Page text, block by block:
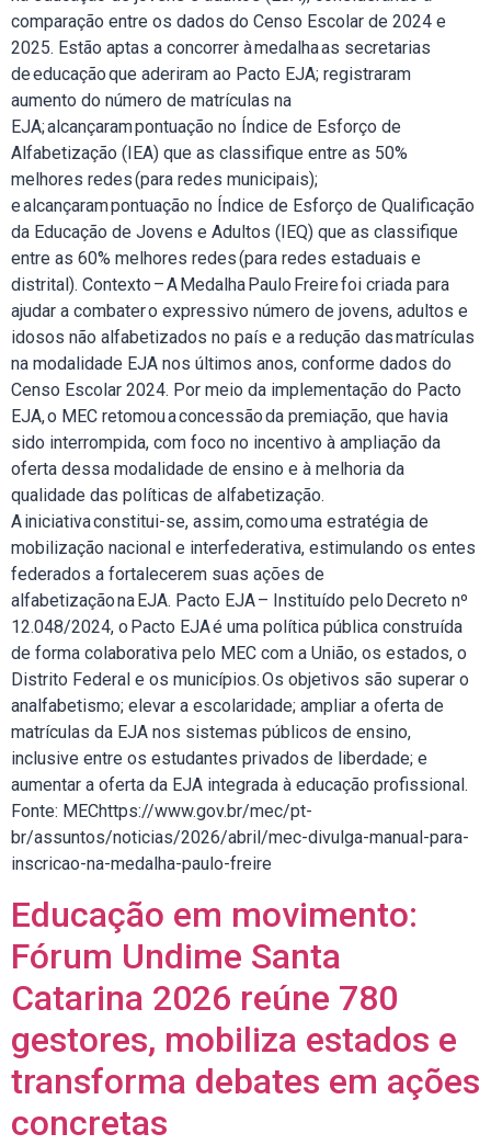
comparação entre os dados do Censo Escolar de 2024 e
2025. Estão aptas a concorrer à medalha as secretarias
de educação que aderiram ao Pacto EJA; registraram
aumento do número de matrículas na
EJA; alcançaram pontuação no Índice de Esforço de
Alfabetização (IEA) que as classifique entre as 50%
melhores redes (para redes municipais);
e alcançaram pontuação no Índice de Esforço de Qualificação
da Educação de Jovens e Adultos (IEQ) que as classifique
entre as 60% melhores redes (para redes estaduais e
distrital). Contexto – A Medalha Paulo Freire foi criada para
ajudar a combater o expressivo número de jovens, adultos e
idosos não alfabetizados no país e a redução das matrículas
na modalidade EJA nos últimos anos, conforme dados do
Censo Escolar 2024. Por meio da implementação do Pacto
EJA, o MEC retomou a concessão da premiação, que havia
sido interrompida, com foco no incentivo à ampliação da
oferta dessa modalidade de ensino e à melhoria da
qualidade das políticas de alfabetização.
A iniciativa constitui-se, assim, como uma estratégia de
mobilização nacional e interfederativa, estimulando os entes
federados a fortalecerem suas ações de
alfabetização na EJA. Pacto EJA – Instituído pelo Decreto nº
12.048/2024, o Pacto EJA é uma política pública construída
de forma colaborativa pelo MEC com a União, os estados, o
Distrito Federal e os municípios. Os objetivos são superar o
analfabetismo; elevar a escolaridade; ampliar a oferta de
matrículas da EJA nos sistemas públicos de ensino,
inclusive entre os estudantes privados de liberdade; e
aumentar a oferta da EJA integrada à educação profissional.
Fonte: MEChttps://www.gov.br/mec/pt-
br/assuntos/noticias/2026/abril/mec-divulga-manual-para-
inscricao-na-medalha-paulo-freire
Educação em movimento:
Fórum Undime Santa
Catarina 2026 reúne 780
gestores, mobiliza estados e
transforma debates em ações
concretas